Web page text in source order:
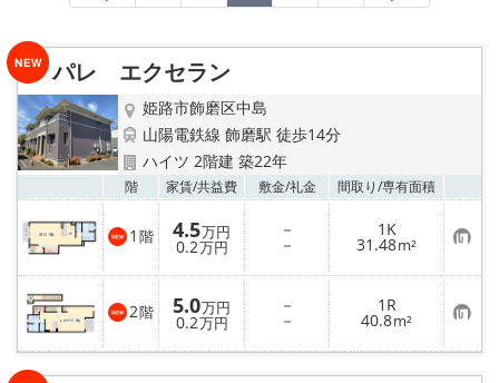
地図から探す
スタッフ紹介
店舗情報·アクセス
会社概要
メールでお問い合わせ
パレ エクセラン
姫路市飾磨区中島
山陽電鉄線 飾磨駅 徒歩14分
ハイツ 2階建 築22年
階 家賃/共益費 敷金/礼金 間取り/専有面積
1 階 4.5万円
0.2万円
－
－
1K
31.48m² お
気
に
入
り
登
録
2階 5.0万円
0.2万円
－
－
1R
40.8m² お
気
に